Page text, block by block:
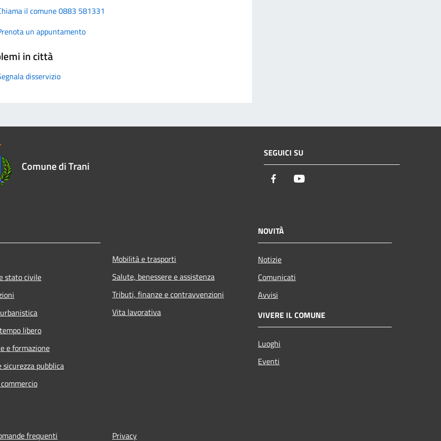
il comune 0883 581331
un appuntamento
in città
disservizio
Comune di Trani
SEGUICI SU
Facebook
stato civile
libero
e formazione
sicurezza pubblica
Mobilità e trasporti
Salute, benessere e assistenza
Tributi, finanze e contravvenzioni
Vita lavorativa
NOVITÀ
Notizie
Comunicati
Avvisi
VIVERE IL COMUNE
Luoghi
Eventi
frequenti Privacy